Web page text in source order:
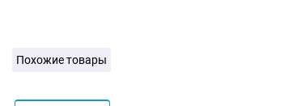
Похожие товары